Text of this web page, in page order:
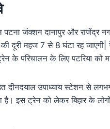
पटना जंक्शन दानापुर और राजेंद्र
दूरी महज 7 से 8 घंटा रह जाएगी|
के परिचालन के लिए पटरिया को
दीनदयाल उपाध्याय स्टेशन से
इस ट्रेन को लेकर बिहार के